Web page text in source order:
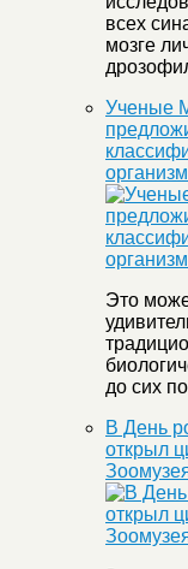
всех
мозге
Ученые
Это
до сих
В День
открыл